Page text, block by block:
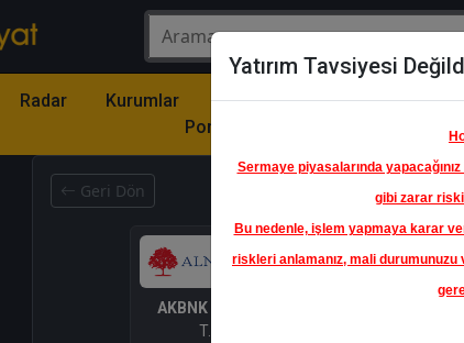
Radar Kurumlar
Model
Portföy
Hisse
Öne
Çıkanlar
Geri Dön
AKBNK
T.A.Ş.
Yatırım Tavsiyesi
Sermaye piyasalarında
gibi zarar
Bu nedenle, işlem yapmaya karar
riskleri anlamanız, mali durumunuzu